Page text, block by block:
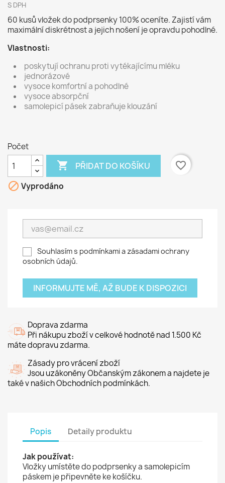
S DPH
60 kusů vložek do podprsenky 100% oceníte. Zajistí vám
maximální diskrétnost a jejich nošení je opravdu pohodlné.
Vlastnosti:
poskytují ochranu proti vytékajícímu mléku
jednorázové
vysoce komfortní a pohodlné
vysoce absorpční
samolepicí pásek zabraňuje klouzání
Počet
 PŘIDAT DO KOŠÍKU
favorite_border
 Vyprodáno
Souhlasím s podmínkami a zásadami ochrany
osobních údajů.
INFORMUJTE MĚ, AŽ BUDE K DISPOZICI
Doprava zdarma
Při nákupu zboží v celkové hodnotě nad 1.500 Kč
máte dopravu zdarma.
Zásady pro vrácení zboží
Jsou uzákoněny Občanským zákonem a najdete je
také v našich Obchodních podmínkách.
Popis Detaily produktu
Jak používat:
Vložky umístěte do podprsenky a samolepicím
páskem je připevněte ke košíčku.